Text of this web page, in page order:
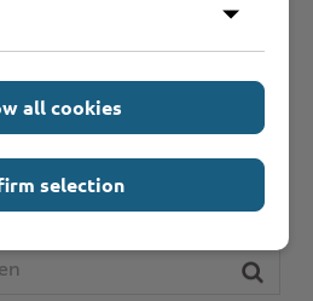
all cookies
selection